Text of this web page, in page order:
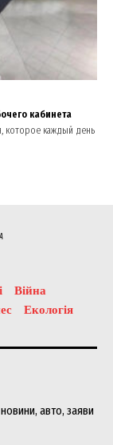
кабинета
которое каждый день
Війна
Екологія
новини, авто, заяви